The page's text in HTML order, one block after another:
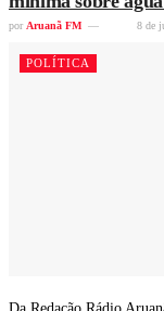
por Aruanã FM 8 de
POLÍTICA